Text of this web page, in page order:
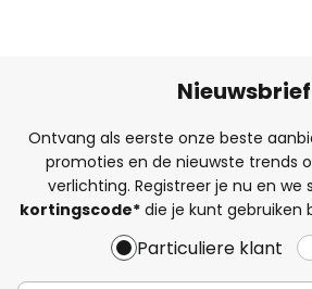
Nieuwsbrief
Ontvang als eerste onze beste
promoties en de nieuwste trends
verlichting. Registreer je nu en we
kortingscode*die je kunt gebruiken
Particuliere klant